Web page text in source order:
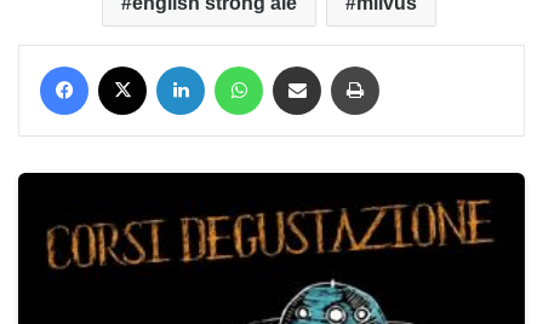
Facebook LinkedIn WhatsApp Condividi via mail